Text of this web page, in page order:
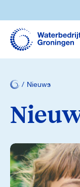
Navigatie
overslaan
Nieuws